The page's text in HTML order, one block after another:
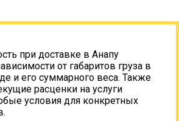
при доставке в Анапу
от габаритов груза в
и его суммарного веса. Также
расценки на услуги
условия для конкретных